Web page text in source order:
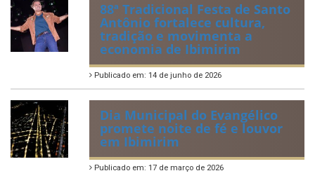
88ª Tradicional Festa de Santo
Antônio fortalece cultura,
tradição e movimenta a
economia de Ibimirim
Publicado em: 14 de junho de 2026
Dia Municipal do Evangélico
promete noite de fé e louvor
em Ibimirim
Publicado em: 17 de março de 2026